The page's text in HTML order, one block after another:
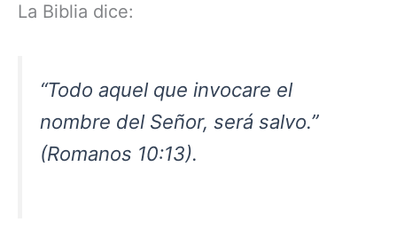
La Biblia dice:
“Todo aquel que invocare el
nombre del Señor, será salvo.”
(Romanos 10:13).